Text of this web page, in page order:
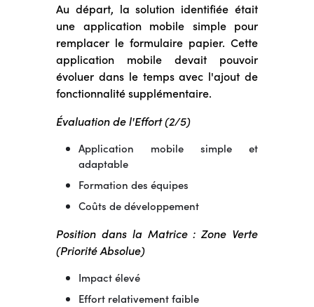
Au départ, la solution identifiée était
une application mobile simple pour
remplacer le formulaire papier. Cette
application mobile devait pouvoir
évoluer dans le temps avec l'ajout de
fonctionnalité supplémentaire.
Évaluation de l'Effort (2/5)
Application mobile simple et
adaptable
Formation des équipes
Coûts de développement
Position dans la Matrice : Zone Verte
(Priorité Absolue)
Impact élevé
Effort relativement faible